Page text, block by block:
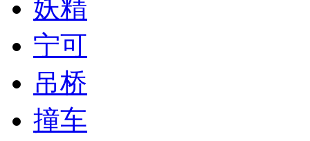
妖精
宁可
吊桥
撞车